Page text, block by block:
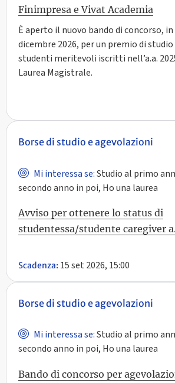
Finimpresa e Vivat Academia
È aperto il nuovo bando di concorso, in
dicembre 2026, per un premio di
studenti meritevoli iscritti nell’a.a.
Laurea Magistrale.
Borse di studio e agevolazioni
Mi interessa se:Studio al primo
secondo anno in poi, Ho una laurea
Avviso per ottenere lo status di
studentessa/studente caregiver
Scadenza: 15 set 2026, 15:00
Borse di studio e agevolazioni
Mi interessa se:Studio al primo
secondo anno in poi, Ho una laurea
Bando di concorso per